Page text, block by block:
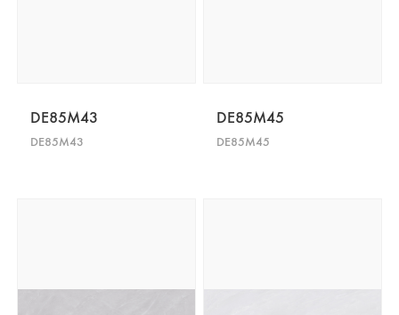
DE85M43
DE85M43
DE85M45
DE85M45